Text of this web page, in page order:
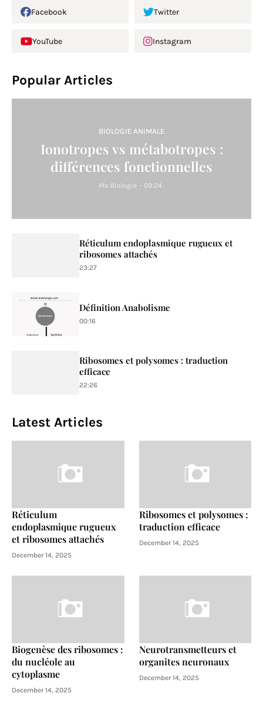
Facebook Twitter
YouTube Instagram
Popular Articles
BIOLOGIE ANIMALE
Ionotropes vs métabotropes :
différences fonctionnelles
Ma Biologie - 09:24
Réticulum endoplasmique rugueux et
ribosomes attachés
23:27
Définition Anabolisme
00:16
Ribosomes et polysomes : traduction
efficace
22:26
Latest Articles
Réticulum
endoplasmique rugueux
et ribosomes attachés
December 14, 2025
Ribosomes et polysomes :
traduction efficace
December 14, 2025
Biogenèse des ribosomes :
du nucléole au
cytoplasme
December 14, 2025
Neurotransmetteurs et
organites neuronaux
December 14, 2025